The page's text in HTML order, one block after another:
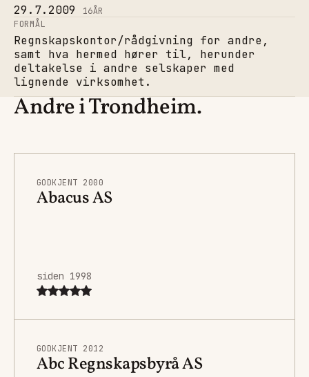
29.7.2009 16ÅR
FORMÅL
Regnskapskontor/rådgivning for andre,
samt hva hermed hører til, herunder
deltakelse i andre selskaper med
lignende virksomhet.
Andre i Trondheim.
GODKJENT 2000
Abacus AS
siden 1998
GODKJENT 2012
Abc Regnskapsbyrå AS